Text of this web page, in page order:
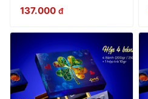
137.000 đ